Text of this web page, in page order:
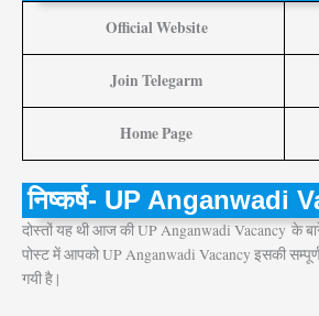
Official Website
Join Telegarm
Home Page
निष्कर्ष- UP Anganwadi
दोस्तों यह थी आज की UP Anganwadi Vacancy के
पोस्ट में आपको UP Anganwadi Vacancy इसकी
गयी है |